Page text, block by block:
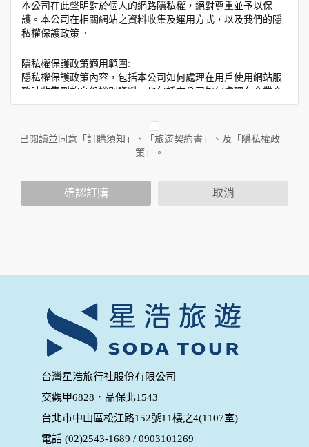
本公司在此聲明對於個人的網路隱私權，絕對尊重並予以保
護。本公司在相關網站之資料收集及運用方式，以及我們的隱
私權保護政策。
隱私權保護政策適用範圍:
隱私權保護政策內容，包括本公司如何處理在用戶使用網站服
務時收集到的身份識別資料，也包括本公司如何處理在商業合
作與本公司合作時分享的任何身份識別資料。隱私權保護政策
人員。例如您透過本公司旗下網站上的廣告廠商連結，這些置
放連結的廠商也可能蒐集您個人的資料。對於您主動提供的個
人資訊，這些廣告廠商或連結網站有其個別的隱私權保護政
您個人在本網站上的聊天室或討論區中任意公開個人資料的行
個人的資料，其範圍如下：
您所提供的姓名、電子郵件地址、聯絡方式及使用時間等。
於一般瀏覽時，伺服器會自行記錄相關行徑，包括您使用連線
設備的 IP 位址、使用時間、使用的瀏覽器、瀏覽及點選資料記
錄等，做為我們增進網站服務的參考依據，此記錄為內部應
用，決不對外公布。
為提供精確的服務，我們會將收集的問卷調查內容進行統計與
分析，分析結果之統計數據或說明文字呈現，除供內部研究
外，我們會視需要公佈統計數據及說明文字，但不涉及特定個
人之資料。
除非取得您的同意或其他法令之特別規定，本網站絕不會將您
的個人資料揭露予第三人或使用於蒐集目的以外之其他用途。
已閱讀並同意「訂購須知」、「旅遊契約書」、及「隱私權政
策」。
確認訂購 取消
台灣星浩旅行社股份有限公司
交觀甲6828．品保北1543
台北市中山區松江路152號11樓之4(1107室)
電話 (02)2543-1689 / 0903101269